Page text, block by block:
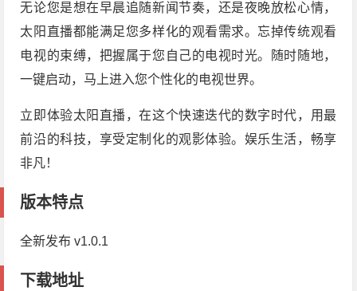
无论您是想在早晨追随新闻节奏，还是夜晚放松心情，
太阳直播都能满足您多样化的观看需求。忘掉传统观看
电视的束缚，把握属于您自己的电视时光。随时随地，
一键启动，马上进入您个性化的电视世界。
立即体验太阳直播，在这个快速迭代的数字时代，用最
前沿的科技，享受定制化的观影体验。娱乐生活，畅享
非凡！
版本特点
全新发布 v1.0.1
下载地址